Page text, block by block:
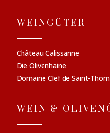
WEINGÜTER
Château Calissanne
Die Olivenhaine
Domaine Clef de Saint-
WEIN &